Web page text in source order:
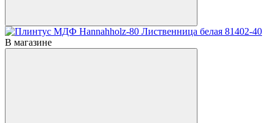
В магазине